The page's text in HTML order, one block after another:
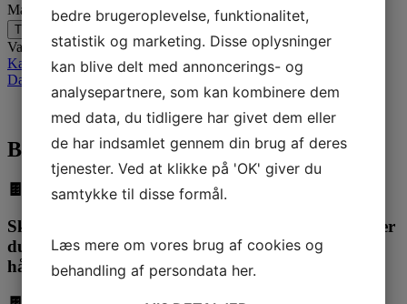
Makeup kit i flot gaveæske v2 antal
Tilføj til kurv
Varenummer (SKU): c-649 Kategorier:Diverse,Gaveidéer
Kærlighed, Konfirmation,Mors dag,Små gaveæsker
Day
Beskrivelse
Beskrivelse
🍫🎁 Opdag den perfekte gaveidé! 🎁🍫
Skal du forkæle en ægte make-up elsker? Eller leder
du efter noget unikt til kvinden, der har alt? Vores
håndlavede chokolade er svaret!
bedre brugeroplevelse, funktionalitet,
statistik og marketing. Disse oplysninger
kan blive delt med annoncerings- og
analysepartnere, som kan kombinere dem
med data, du tidligere har givet dem eller
de har indsamlet gennem din brug af deres
tjenester. Ved at klikke på 'OK' giver du
samtykke til disse formål.
Læs mere om vores brug af cookies og
behandling af persondata her.